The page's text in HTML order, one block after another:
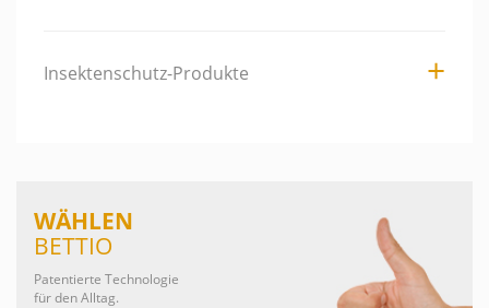
Insektenschutz-Produkte
WÄHLEN
BETTIO
Patentierte Technologie
für den Alltag.